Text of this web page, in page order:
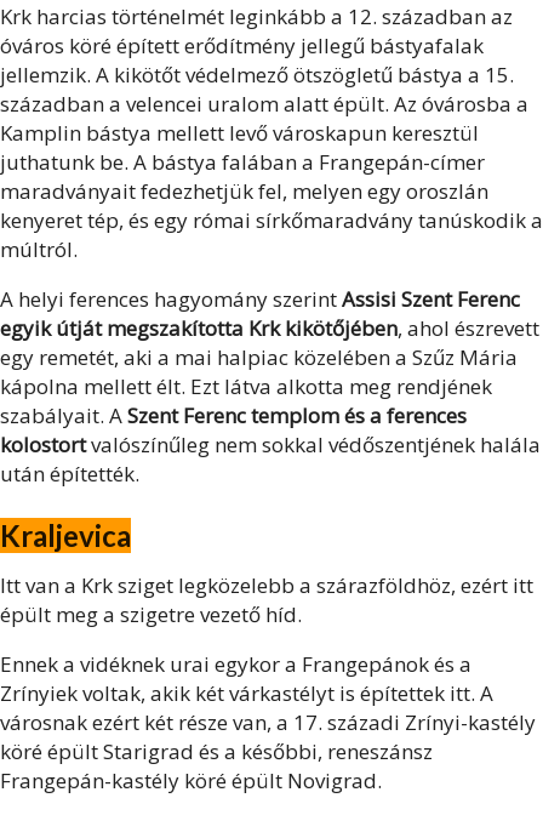
Krk harcias történelmét leginkább a 12. században az
óváros köré épített erődítmény jellegű bástyafalak
jellemzik. A kikötőt védelmező ötszögletű bástya a 15.
században a velencei uralom alatt épült. Az óvárosba a
Kamplin bástya mellett levő városkapun keresztül
juthatunk be. A bástya falában a Frangepán-címer
maradványait fedezhetjük fel, melyen egy oroszlán
kenyeret tép, és egy római sírkőmaradvány tanúskodik a
múltról.
A helyi ferences hagyomány szerintAssisi Szent Ferenc
egyik útját megszakította Krk kikötőjében, ahol észrevett
egy remetét, aki a mai halpiac közelében a Szűz Mária
kápolna mellett élt. Ezt látva alkotta meg rendjének
szabályait. ASzent Ferenc templom és a ferences
kolostortvalószínűleg nem sokkal védőszentjének halála
után építették.
Kraljevica
Itt van a Krk sziget legközelebb a szárazföldhöz, ezért itt
épült meg a szigetre vezető híd.
Ennek a vidéknek urai egykor a Frangepánok és a
Zrínyiek voltak, akik két várkastélyt is építettek itt. A
városnak ezért két része van, a 17. századi Zrínyi-kastély
köré épült Starigrad és a későbbi, reneszánsz
Frangepán-kastély köré épült Novigrad.